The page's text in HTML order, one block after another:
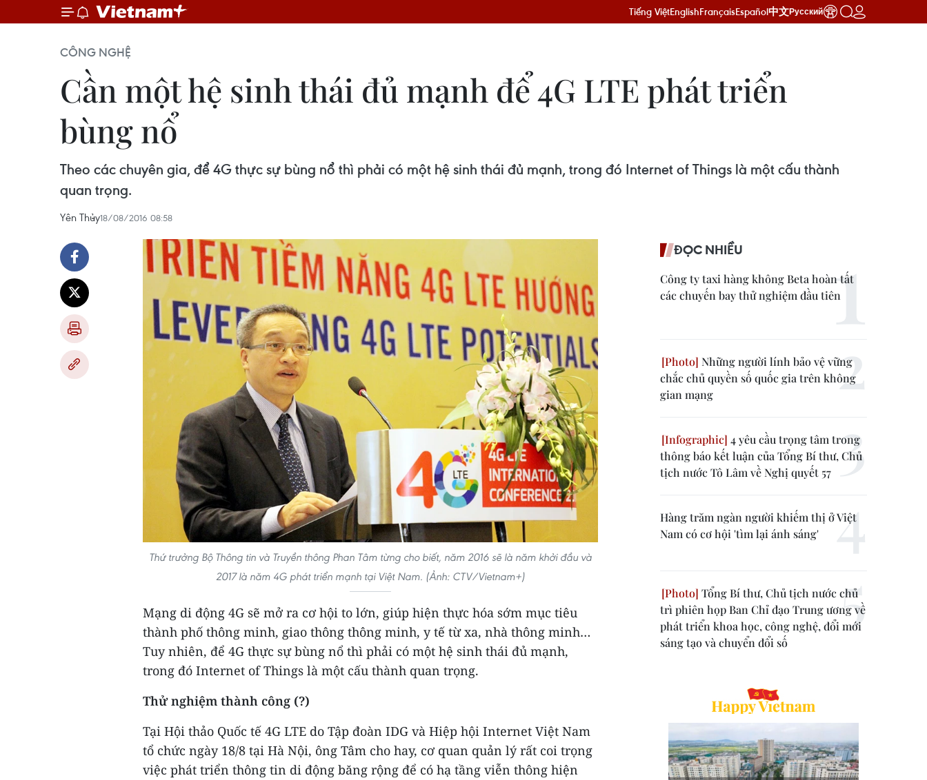
Tiếng ViệtEnglishFrançaisEspañol中文Русский
CÔNG NGHỆ
Cần một hệ sinh thái đủ mạnh để 4G LTE phát triển
bùng nổ
Theo các chuyên gia, để 4G thực sự bùng nổ thì phải có một hệ sinh thái đủ mạnh, trong đó Internet of Things là một cấu thành
quan trọng.
Yên Thủy18/08/2016 08:58
Thứ trưởng Bộ Thông tin và Truyền thông Phan Tâm từng cho biết, năm 2016 sẽ là năm khởi đầu và
2017 là năm 4G phát triển mạnh tại Việt Nam. (Ảnh: CTV/Vietnam+)
Mạng di động 4G sẽ mở ra cơ hội to lớn, giúp hiện thực hóa sớm mục tiêu
thành phố thông minh, giao thông thông minh, y tế từ xa, nhà thông minh…
Tuy nhiên, để 4G thực sự bùng nổ thì phải có một hệ sinh thái đủ mạnh,
trong đó Internet of Things là một cấu thành quan trọng.
Thử nghiệm thành công (?)
Tại Hội thảo Quốc tế 4G LTE do Tập đoàn IDG và Hiệp hội Internet Việt Nam
tổ chức ngày 18/8 tại Hà Nội, ông Tâm cho hay, cơ quan quản lý rất coi trọng
việc phát triển thông tin di động băng rộng để có hạ tầng viễn thông hiện
ĐỌC NHIỀU
Công ty taxi hàng không Beta hoàn tất
các chuyến bay thử nghiệm đầu tiên
Những người lính bảo vệ vững
chắc chủ quyền số quốc gia trên không
gian mạng
4 yêu cầu trọng tâm trong
thông báo kết luận của Tổng Bí thư, Chủ
tịch nước Tô Lâm về Nghị quyết 57
Hàng trăm ngàn người khiếm thị ở Việt
Nam có cơ hội 'tìm lại ánh sáng'
Tổng Bí thư, Chủ tịch nước chủ
trì phiên họp Ban Chỉ đạo Trung ương về
phát triển khoa học, công nghệ, đổi mới
sáng tạo và chuyển đổi số